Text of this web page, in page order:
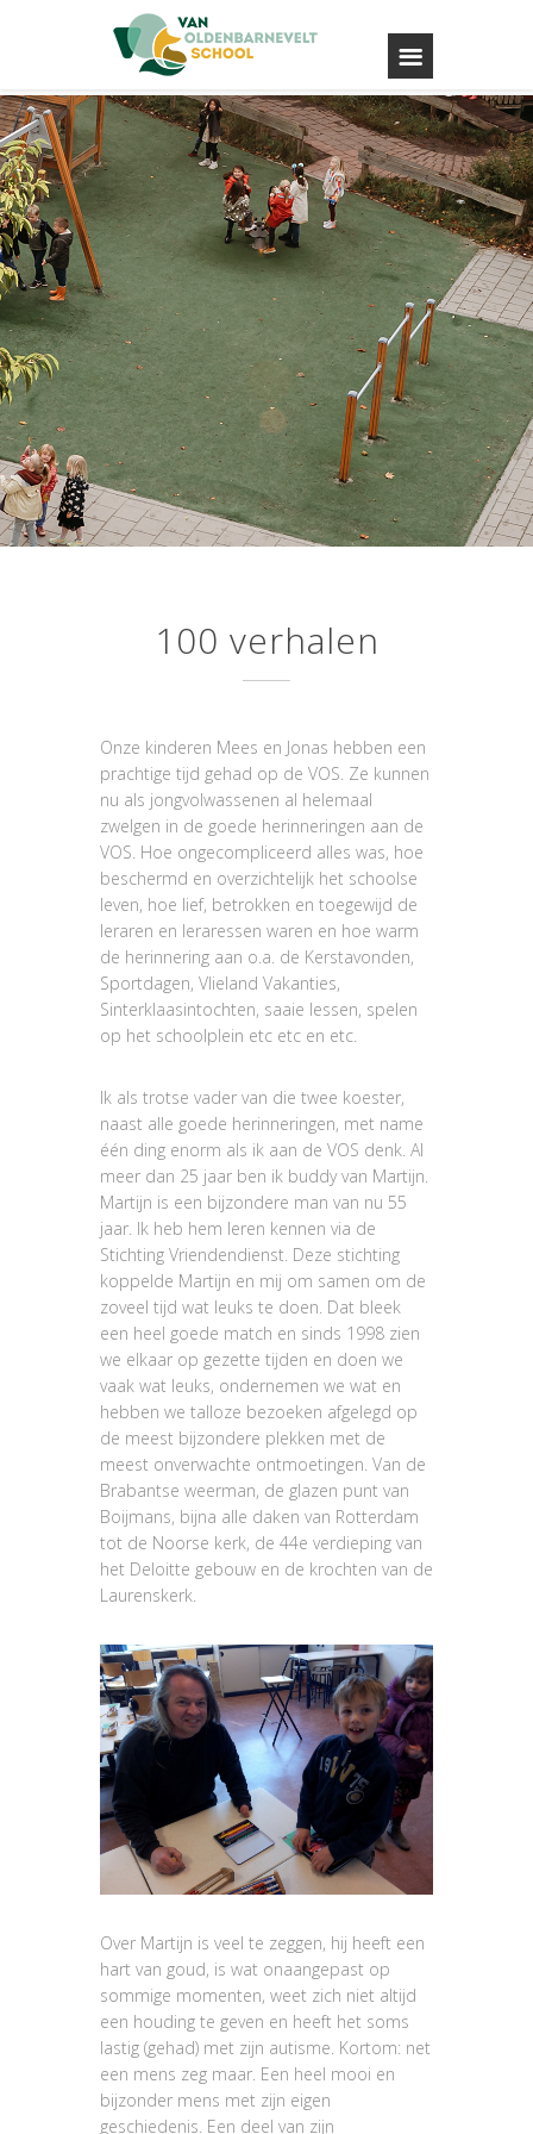
100 verhalen
Onze kinderen Mees en Jonas hebben een
prachtige tijd gehad op de VOS. Ze kunnen
nu als jongvolwassenen al helemaal
zwelgen in de goede herinneringen aan de
VOS. Hoe ongecompliceerd alles was, hoe
beschermd en overzichtelijk het schoolse
leven, hoe lief, betrokken en toegewijd de
leraren en leraressen waren en hoe warm
de herinnering aan o.a. de Kerstavonden,
Sportdagen, Vlieland Vakanties,
Sinterklaasintochten, saaie lessen, spelen
op het schoolplein etc etc en etc.
Ik als trotse vader van die twee koester,
naast alle goede herinneringen, met name
één ding enorm als ik aan de VOS denk. Al
meer dan 25 jaar ben ik buddy van Martijn.
Martijn is een bijzondere man van nu 55
jaar. Ik heb hem leren kennen via de
Stichting Vriendendienst. Deze stichting
koppelde Martijn en mij om samen om de
zoveel tijd wat leuks te doen. Dat bleek
een heel goede match en sinds 1998 zien
we elkaar op gezette tijden en doen we
vaak wat leuks, ondernemen we wat en
hebben we talloze bezoeken afgelegd op
de meest bijzondere plekken met de
meest onverwachte ontmoetingen. Van de
Brabantse weerman, de glazen punt van
Boijmans, bijna alle daken van Rotterdam
tot de Noorse kerk, de 44e verdieping van
het Deloitte gebouw en de krochten van de
Laurenskerk.
Over Martijn is veel te zeggen, hij heeft een
hart van goud, is wat onaangepast op
sommige momenten, weet zich niet altijd
een houding te geven en heeft het soms
lastig (gehad) met zijn autisme. Kortom: net
een mens zeg maar. Een heel mooi en
bijzonder mens met zijn eigen
geschiedenis. Een deel van zijn